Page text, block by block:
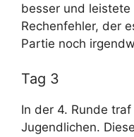
besser und
Rechenfehler, der
Partie noch
Tag 3
In der 4. Runde
Jugendlichen.